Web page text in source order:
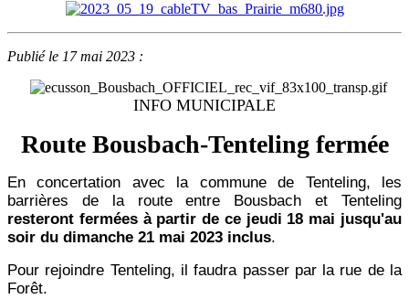
Publié le 17 mai 2023 :
INFO MUNICIPALE
Route Bousbach-Tenteling fermée
En concertation avec la commune de Tenteling, les
barrières de la route entre Bousbach et Tenteling
resteront fermées à partir de ce jeudi 18 mai jusqu'au
soir du dimanche 21 mai 2023 inclus.
Pour rejoindre Tenteling, il faudra passer par la rue de la
Forêt.